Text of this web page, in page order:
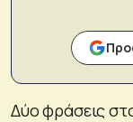
Δύο φράσεις